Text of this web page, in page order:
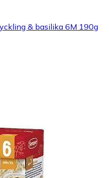
& basilika 6M 190g